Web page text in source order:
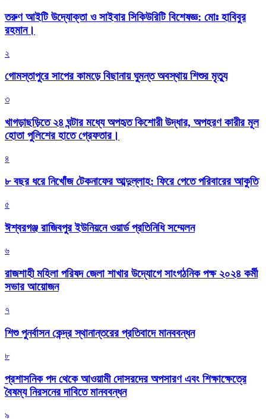
তরুণ আইটি উদ্যোক্তা ও সাইবার সিকিউরিটি বিশেষজ্ঞ: মোঃ হাবিবুর
রহমান।
২
গোমস্তাপুরে সাপের কামড়ে বিছানায় ঘুমন্ত অবস্থায় শিশুর মৃত্যু
৩
খাগড়াছড়িতে ২৪ ঘন্টার মধ্যে অপহৃত কিশোরী উদ্ধার, অপহরণ কারীর মূল
হোতা পুলিশের হাতে গ্রেফতার।
৪
৮ বছর ধরে নিখোঁজ টেকনাফের আব্দুল্লাহ: ফিরে পেতে পরিবারের আকুতি
৫
ঈশ্বরগঞ্জ রাজিবপুর ইউনিয়নে ওয়ার্ড প্রতিনিধি সম্মেলন
৬
রাজশাহী মহিলা পরিষদ জেলা শাখার উদ্যোগে সাংগঠনিক পক্ষ ২০২৪ কর্মী
সভার আয়োজন
৭
শিশু পুনর্বাসন কেন্দ্র স্থানান্তরের প্রতিবাদে মানববন্ধন
৮
প্রশাসনিক পদ থেকে আওয়ামী দোসরদের অপসারণ এবং শিক্ষাক্ষেত্রে
বৈষম্য নিরসনের দাবিতে মানববন্ধন
৯